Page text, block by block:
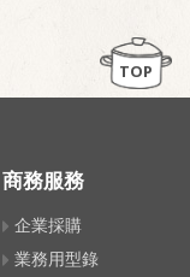
TOP
商務服務
企業採購
業務用型錄